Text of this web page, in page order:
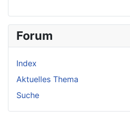
Forum
Index
Aktuelles Thema
Suche